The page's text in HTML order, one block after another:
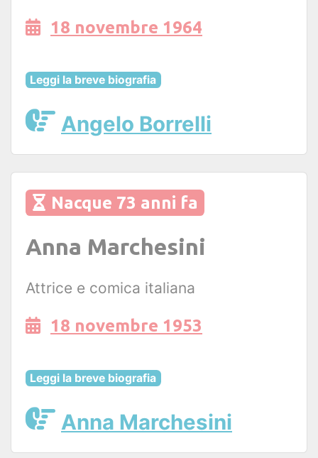
18 novembre 1964
Leggi la breve biografia
Angelo Borrelli
Nacque 73 anni fa
Anna Marchesini
Attrice e comica italiana
18 novembre 1953
Leggi la breve biografia
Anna Marchesini